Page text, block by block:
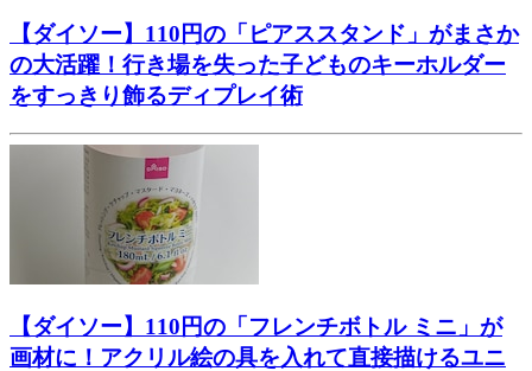
【ダイソー】110円の「ピアススタンド」がまさか
の大活躍！行き場を失った子どものキーホルダー
をすっきり飾るディプレイ術
【ダイソー】110円の「フレンチボトル ミニ」が
画材に！アクリル絵の具を入れて直接描けるユニ